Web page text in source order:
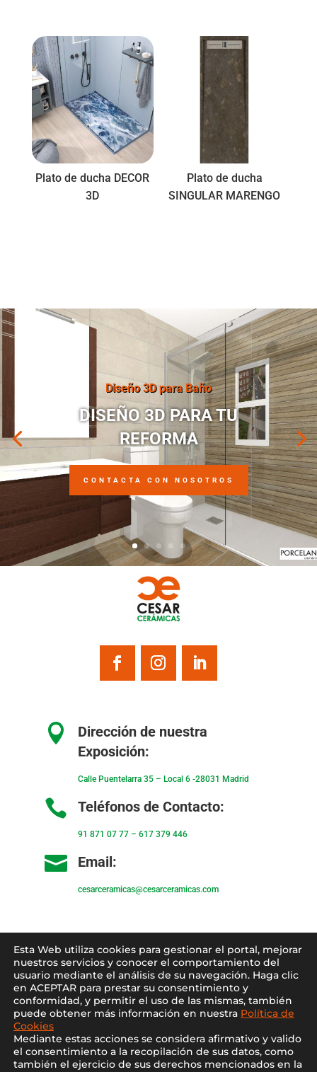
Plato de ducha DECOR
3D
Plato de ducha
SINGULAR MARENGO
Diseño 3D para Baño
DISEÑO 3D PARA TU
REFORMA
CONTACTA CON NOSOTROS

Dirección de nuestra
Exposición:
Calle Puentelarra 35 – Local 6 -28031 Madrid
 Teléfonos de Contacto:
91 871 07 77– 617 379 446
 Email:
cesarceramicas@cesarceramicas.com
Aviso Legal– Política de privacidad –Política
de cookies
Blo
Esta Web utiliza cookies para gestionar el portal, mejorar
nuestros servicios y conocer el comportamiento del
usuario mediante el análisis de su navegación. Haga clic
en ACEPTAR para prestar su consentimiento y
conformidad, y permitir el uso de las mismas, también
puede obtener más información en nuestra Política de
Cookies
Mediante estas acciones se considera afirmativo y valido
el consentimiento a la recopilación de sus datos, como
también el ejercicio de sus derechos mencionados en la